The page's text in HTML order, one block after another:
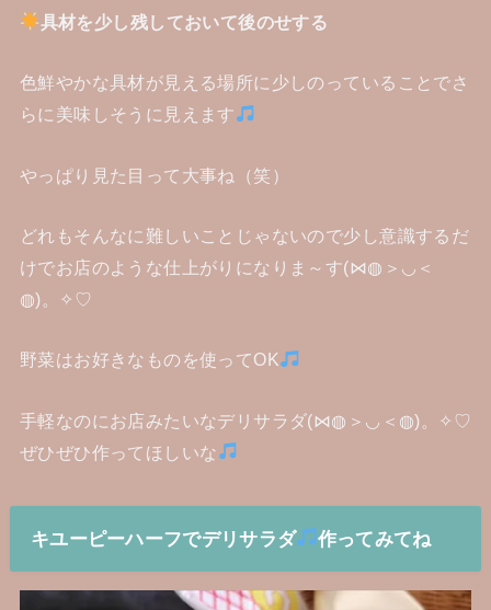
具材を少し残しておいて後のせする
色鮮やかな具材が見える場所に少しのっていることでさ
らに美味しそうに見えます
やっぱり見た目って大事ね（笑）
どれもそんなに難しいことじゃないので少し意識するだ
けでお店のような仕上がりになりま～す(⋈◍＞◡＜
◍)。✧♡
野菜はお好きなものを使ってOK
手軽なのにお店みたいなデリサラダ(⋈◍＞◡＜◍)。✧♡
ぜひぜひ作ってほしいな
キユーピーハーフでデリサラダ 作ってみてね